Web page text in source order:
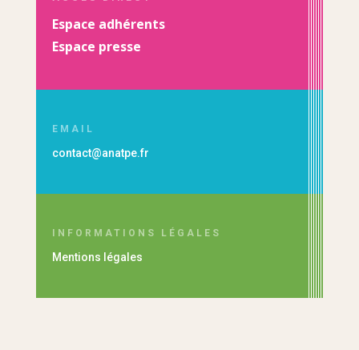
Espace adhérents
Espace presse
EMAIL
contact@anatpe.fr
INFORMATIONS LÉGALES
Mentions légales